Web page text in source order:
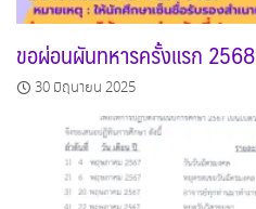
ขอผ่อนผันทหารครั้งแรก 2568
30 มิถุนายน 2025